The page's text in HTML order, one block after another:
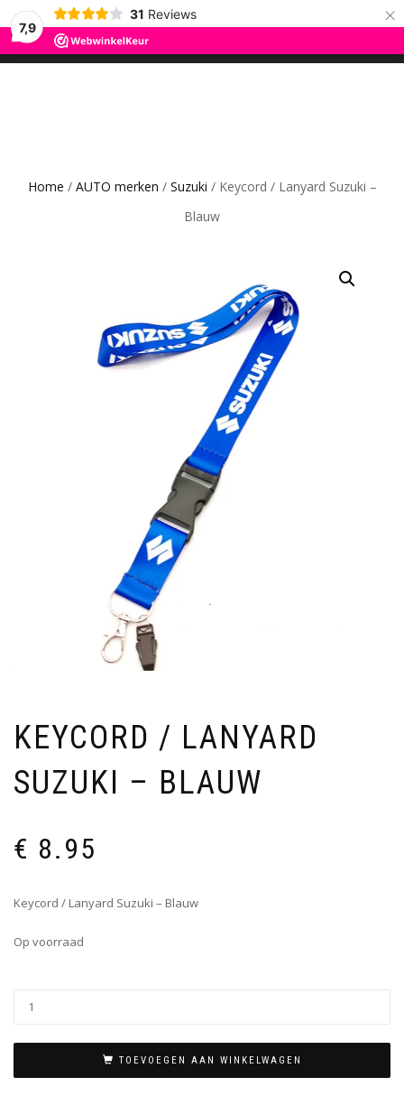
7,9
31 Reviews ×
ROS TRADING
CAR GADGETS AND WANNAHAVES
MENU
Home / AUTO merken / Suzuki / Keycord / Lanyard Suzuki –
Blauw
KEYCORD / LANYARD
SUZUKI – BLAUW
€ 8.95
Keycord / Lanyard Suzuki – Blauw
Op voorraad
TOEVOEGEN AAN WINKELWAGEN